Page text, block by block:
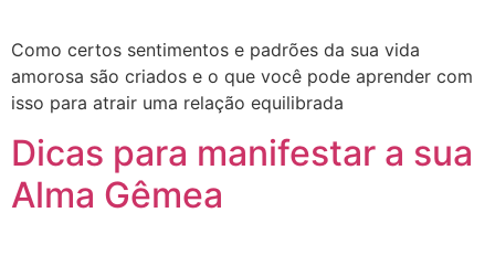
Como certos sentimentos e padrões da sua vida
amorosa são criados e o que você pode aprender com
isso para atrair uma relação equilibrada
Dicas para manifestar a sua
Alma Gêmea